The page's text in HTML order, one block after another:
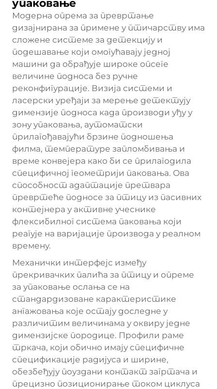
упаковање
Модерна опрема за превртање
дизајнирана за примене у птичарству има
сложене системе за детекцију и
подешавање који омогућавају једној
машини да обрађује широке опсеге
величине подноса без ручне
реконфигурације. Визија системи и
ласерски уређаји за мерење детектују
димензије подноса када производи уђу у
зону упаковања, аутоматски
прилагођавајући брзине подношења
филма, температуре запломбивања и
време конвејера како би се прилагодила
специфичној геометрији паковања. Ова
способност адаптације претвара
превртеће подносе за птицу из пасивних
контејнера у активне учеснике
флексибилног система паковања који
реагује на варијације производа у реалном
времену.
Механички интерфејс између
прекривачких палића за птицу и опреме
за упаковање ослања се на
стандардизоване карактеристике
ангажовања које остају доследне у
различитим величинама у оквиру једне
димензијске породице. Профили раме
тркача, који обично имају специфичне
спецификације радијуса и ширине,
обезбеђују поуздани контакт загртача и
прецизно позиционирање током циклуса